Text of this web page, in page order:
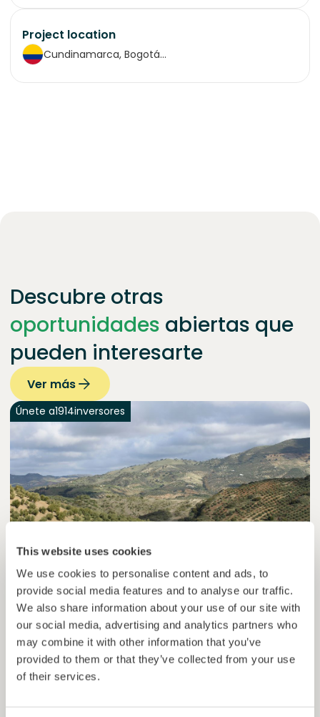
This website uses cookies
We use cookies to personalise content and ads, to
provide social media features and to analyse our traffic.
We also share information about your use of our site with
our social media, advertising and analytics partners who
may combine it with other information that you’ve
provided to them or that they’ve collected from your use
of their services.
Project location
Cundinamarca, Bogotá...
Descubre otras
oportunidades abiertas que
pueden interesarte
Ver más
Únete a1914inversores
Esférico
Eliminación de carbono a través de la regeneración de
la tierra.
Préstamo
Sistemas agroalimentarios
6.3%
Invertido = 23171304